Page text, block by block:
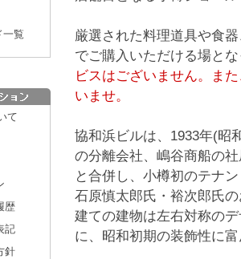
一覧
て
歴
記
針
厳選された料理道具や食
でご購入いただける場と
ビスはございません。ま
いませ。
協和浜ビルは、1933年(昭
の分離会社、嶋谷商船の
と合併し、小樽初のテナ
石原慎太郎氏・裕次郎氏
建ての建物は左右対称の
に、昭和初期の装飾性に